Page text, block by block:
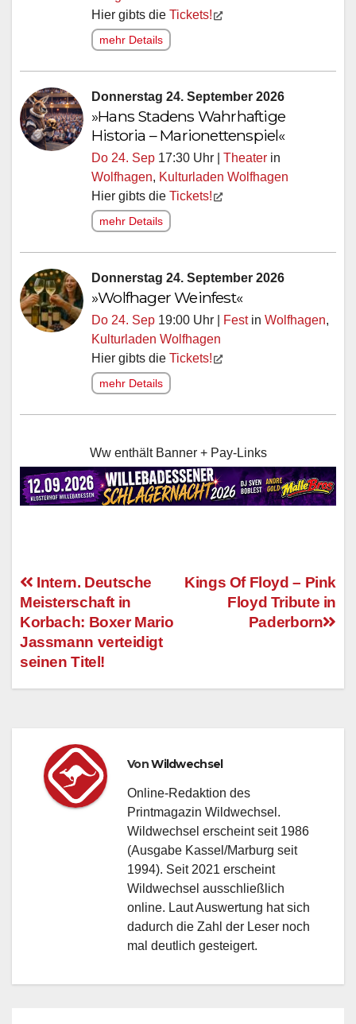
Hier gibts die Tickets!
mehr Details
Donnerstag 24. September 2026
»Hans Stadens Wahrhaftige
Historia – Marionettenspiel«
Do 24. Sep 17:30 Uhr | Theater in
Wolfhagen, Kulturladen Wolfhagen
Hier gibts die Tickets!
mehr Details
Donnerstag 24. September 2026
»Wolfhager Weinfest«
Do 24. Sep 19:00 Uhr | Festin Wolfhagen,
Kulturladen Wolfhagen
Hier gibts die Tickets!
mehr Details
Ww enthält Banner + Pay-Links
Beitragsnavigation
Kings Of Floyd – Pink
Floyd Tribute in
Paderborn
Intern. Deutsche
Meisterschaft in
Korbach: Boxer Mario
Jassmann verteidigt
seinen Titel!
VonWildwechsel
Online-Redaktion des
Printmagazin Wildwechsel.
Wildwechsel erscheint seit 1986
(Ausgabe Kassel/Marburg seit
1994). Seit 2021 erscheint
Wildwechsel ausschließlich
online. Laut Auswertung hat sich
dadurch die Zahl der Leser noch
mal deutlich gesteigert.